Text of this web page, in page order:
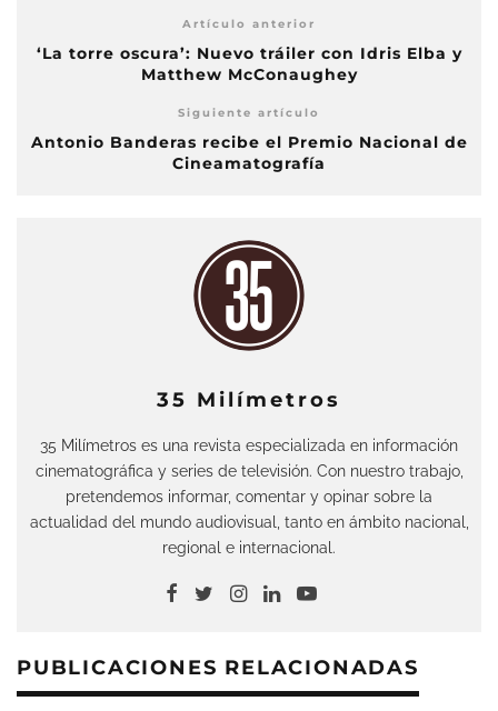
Artículo anterior
‘La torre oscura’: Nuevo tráiler con Idris Elba y
Matthew McConaughey
Siguiente artículo
Antonio Banderas recibe el Premio Nacional de
Cineamatografía
35 Milímetros
35 Milímetros es una revista especializada en información
cinematográfica y series de televisión. Con nuestro trabajo,
pretendemos informar, comentar y opinar sobre la
actualidad del mundo audiovisual, tanto en ámbito nacional,
regional e internacional.
PUBLICACIONES RELACIONADAS